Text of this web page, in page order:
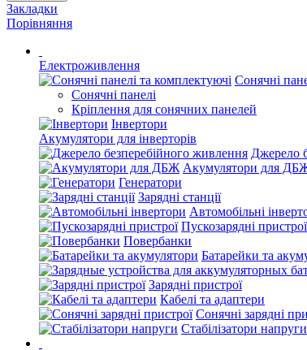
Закладки
Порівняння
Електроживлення
Сонячні
Сонячні панелі
Кріплення для сонячних панелей
Інвертори
Акумулятори для інверторів
Джерело
Акумулятори для
Генератори
Зарядні станції
Автомобільні
Пускозарядні пристрої
Повербанки
Батарейки та
Зарядні пристрої
Кабелі та адаптери
Сонячні зарядні
Стабілізатори напруги